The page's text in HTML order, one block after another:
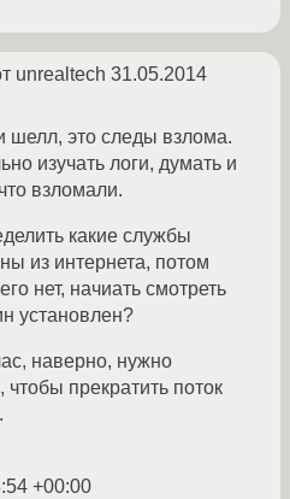
unrealtech 31.05.2014
шелл, это следы взлома.
изучать логи, думать и
взломали.
какие службы
из интернета, потом
нет, начиать смотреть
установлен?
наверно, нужно
чтобы прекратить поток
+00:00